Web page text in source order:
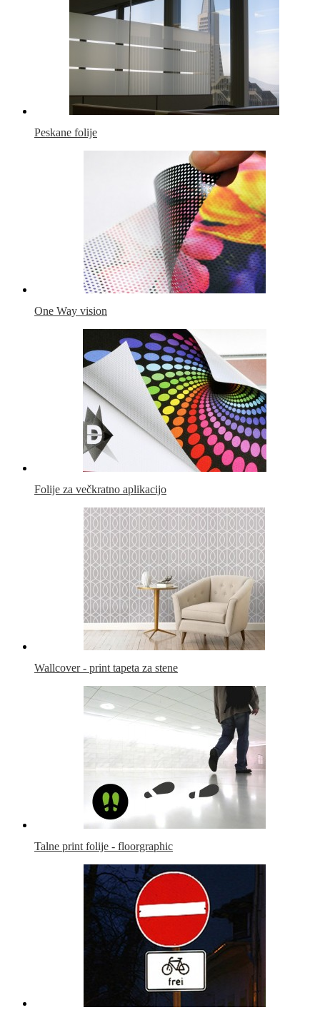
Peskane folije
One Way vision
Folije za večkratno aplikacijo
Wallcover - print tapeta za stene
Talne print folije - floorgraphic